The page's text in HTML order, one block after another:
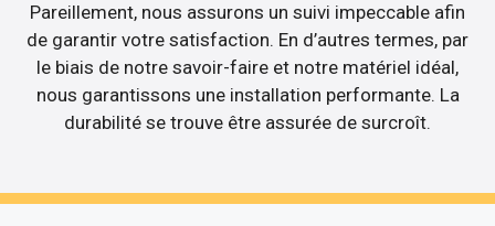
Pareillement, nous assurons un suivi impeccable afin
de garantir votre satisfaction. En d’autres termes, par
le biais de notre savoir-faire et notre matériel idéal,
nous garantissons une installation performante. La
durabilité se trouve être assurée de surcroît.